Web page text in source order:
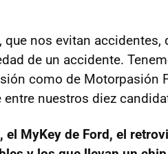
nos evitan accidentes,
de un accidente.
como de Motorpasión
entre nuestros diez
el MyKey de Ford, el